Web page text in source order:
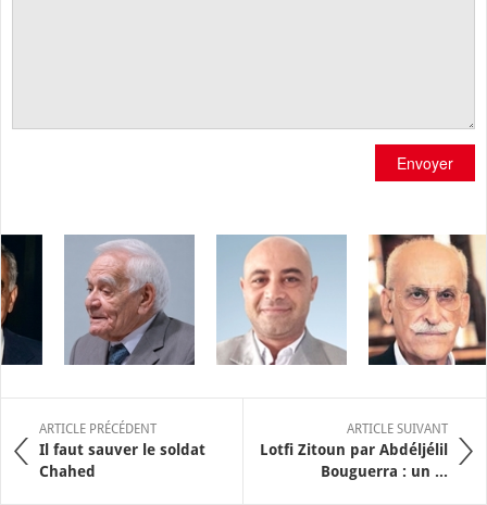
Envoyer
ARTICLE PRÉCÉDENT
Il faut sauver le soldat
Chahed
ARTICLE SUIVANT
Lotfi Zitoun par Abdéljélil
Bouguerra : un ...